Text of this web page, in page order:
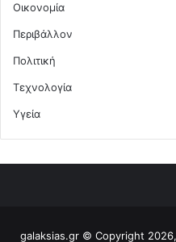
Οικονομία
Περιβάλλον
Πολιτική
Τεχνολογία
Υγεία
galaksias.gr © Copyright